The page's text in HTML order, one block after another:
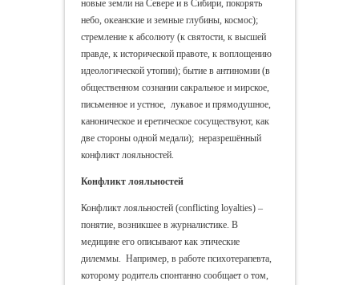
новые земли на Севере и в Сибири, покорять
небо, океанские и земные глубины, космос);
стремление к абсолюту (к святости, к высшей
правде, к исторической правоте, к воплощению
идеологической утопии); бытие в антиномии (в
общественном сознании сакральное и мирское,
письменное и устное, лукавое и прямодушное,
каноническое и еретическое сосуществуют, как
две стороны одной медали); неразрешённый
конфликт лояльностей.
Конфликт лояльностей
Конфликт лояльностей (conflicting loyalties) –
понятие, возникшее в журналистике. В
медицине его описывают как этические
дилеммы. Например, в работе психотерапевта,
которому родитель спонтанно сообщает о том,